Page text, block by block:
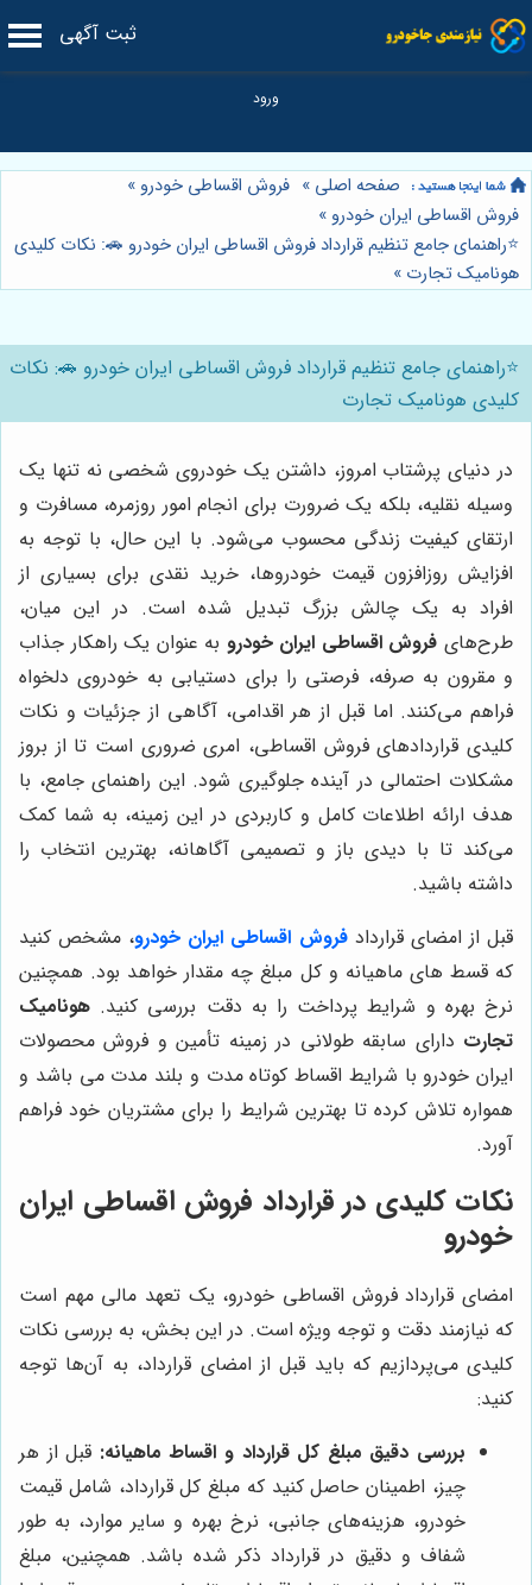
ثبت آگهی
صفحه اصلی » فروش اقساطی خودرو »
فروش اقساطی ایران خودرو »
⭐️راهنمای جامع تنظیم قرارداد فروش اقساطی ایران خودرو 🚗: نکات کلیدی
هونامیک تجارت »
⭐️راهنمای جامع تنظیم قرارداد فروش اقساطی ایران خودرو 🚗: نکات
کلیدی هونامیک تجارت
در دنیای پرشتاب امروز، داشتن یک خودروی شخصی نه تنها یک
وسیله نقلیه، بلکه یک ضرورت برای انجام امور روزمره، مسافرت و
ارتقای کیفیت زندگی محسوب می‌شود. با این حال، با توجه به
افزایش روزافزون قیمت خودروها، خرید نقدی برای بسیاری از
افراد به یک چالش بزرگ تبدیل شده است. در این میان،
طرح‌های فروش اقساطی ایران خودرو به عنوان یک راهکار جذاب
و مقرون به صرفه، فرصتی را برای دستیابی به خودروی دلخواه
فراهم می‌کنند. اما قبل از هر اقدامی، آگاهی از جزئیات و نکات
کلیدی قراردادهای فروش اقساطی، امری ضروری است تا از بروز
مشکلات احتمالی در آینده جلوگیری شود. این راهنمای جامع، با
هدف ارائه اطلاعات کامل و کاربردی در این زمینه، به شما کمک
می‌کند تا با دیدی باز و تصمیمی آگاهانه، بهترین انتخاب را
داشته باشید.
قبل از امضای قراردادفروش اقساطی ایران خودرو، مشخص کنید
که قسط های ماهیانه و کل مبلغ چه مقدار خواهد بود. همچنین
نرخ بهره و شرایط پرداخت را به دقت بررسی کنید. هونامیک
تجارت دارای سابقه طولانی در زمینه تأمین و فروش محصولات
ایران خودرو با شرایط اقساط کوتاه مدت و بلند مدت می باشد و
همواره تلاش کرده تا بهترین شرایط را برای مشتریان خود فراهم
آورد.
نکات کلیدی در قرارداد فروش اقساطی ایران
خودرو
امضای قرارداد فروش اقساطی خودرو، یک تعهد مالی مهم است
که نیازمند دقت و توجه ویژه است. در این بخش، به بررسی نکات
کلیدی می‌پردازیم که باید قبل از امضای قرارداد، به آن‌ها توجه
کنید:
بررسی دقیق مبلغ کل قرارداد و اقساط ماهیانه: قبل از هر
چیز، اطمینان حاصل کنید که مبلغ کل قرارداد، شامل قیمت
خودرو، هزینه‌های جانبی، نرخ بهره و سایر موارد، به طور
شفاف و دقیق در قرارداد ذکر شده باشد. همچنین، مبلغ